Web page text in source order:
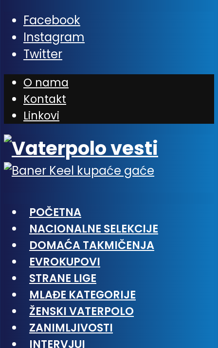
Facebook
Instagram
Twitter
O nama
Kontakt
Linkovi
POČETNA
NACIONALNE SELEKCIJE
DOMAĆA TAKMIČENJA
EVROKUPOVI
STRANE LIGE
MLAĐE KATEGORIJE
ŽENSKI VATERPOLO
ZANIMLJIVOSTI
INTERVJUI